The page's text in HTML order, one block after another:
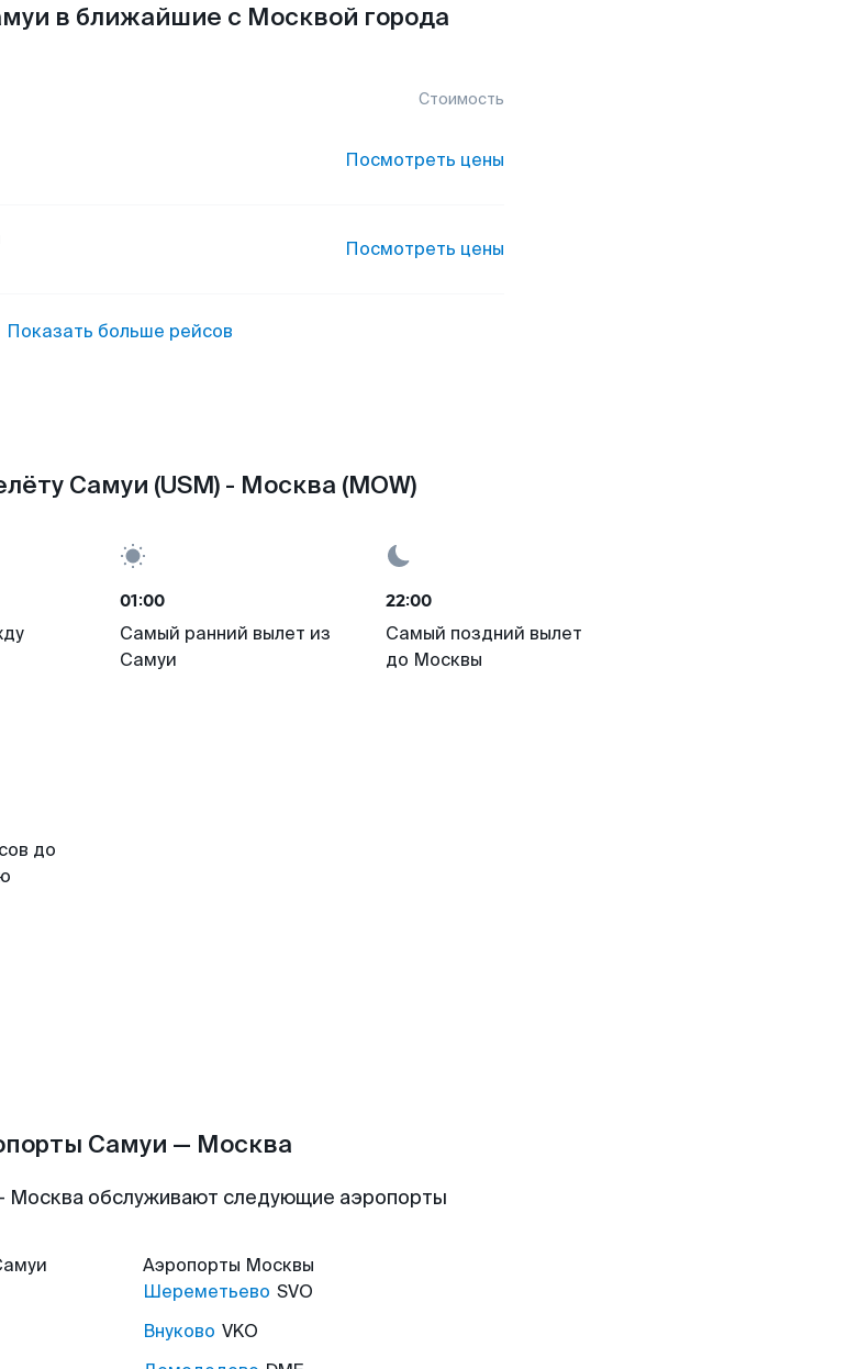
в ближайшие с Москвой города
Стоимость
Посмотреть цены
Посмотреть цены
Показать больше рейсов
Самуи (USM) - Москва (MOW)
01:00
Самый ранний вылет из
Самуи
22:00
Самый поздний вылет
до Москвы
до
Самуи — Москва
Москва обслуживают следующие аэропорты
Аэропорты Москвы
Шереметьево SVO
Внуково VKO